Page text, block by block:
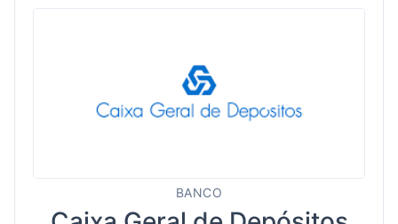
BANCO